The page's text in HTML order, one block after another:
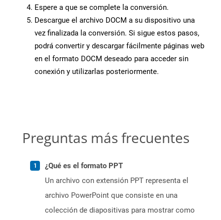
Espere a que se complete la conversión.
Descargue el archivo DOCM a su dispositivo una
vez finalizada la conversión. Si sigue estos pasos,
podrá convertir y descargar fácilmente páginas web
en el formato DOCM deseado para acceder sin
conexión y utilizarlas posteriormente.
Preguntas más frecuentes
¿Qué es el formato PPT
Un archivo con extensión PPT representa el
archivo PowerPoint que consiste en una
colección de diapositivas para mostrar como